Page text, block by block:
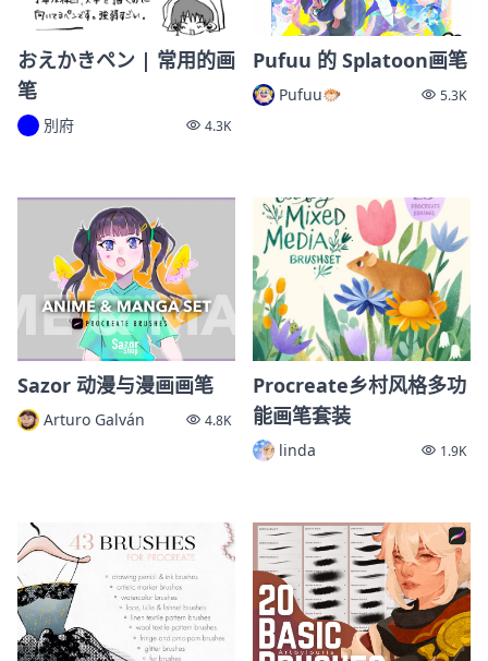
おえかきペン | 常用的画
笔
別府 4.3K
Pufuu 的 Splatoon画笔
Pufuu🐡 5.3K
Sazor 动漫与漫画画笔
Arturo Galván 4.8K
Procreate乡村风格多功
能画笔套装
linda 1.9K